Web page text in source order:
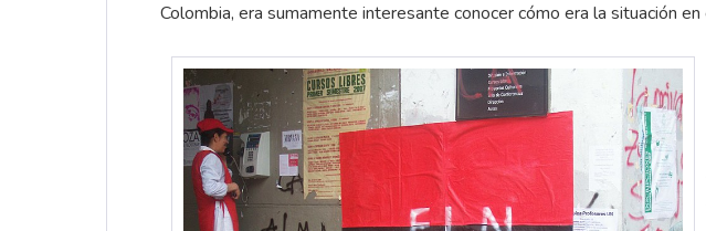
Colombia, era sumamente interesante conocer cómo era la situación